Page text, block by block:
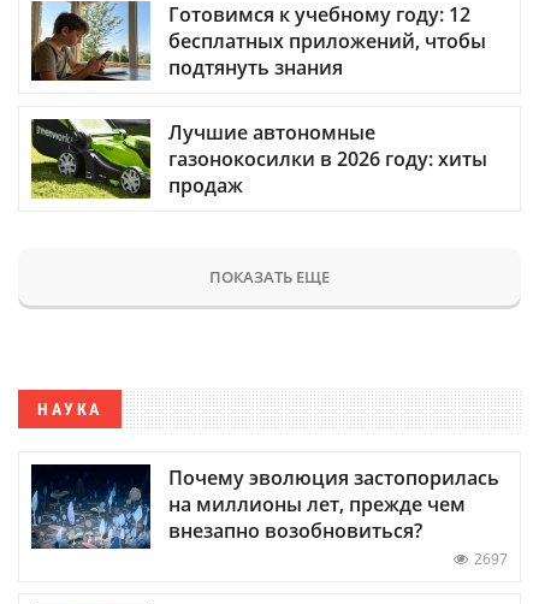
Готовимся к учебному году: 12
бесплатных приложений, чтобы
подтянуть знания
Лучшие автономные
газонокосилки в 2026 году: хиты
продаж
ПОКАЗАТЬ ЕЩЕ
НАУКА
Почему эволюция застопорилась
на миллионы лет, прежде чем
внезапно возобновиться?
2697